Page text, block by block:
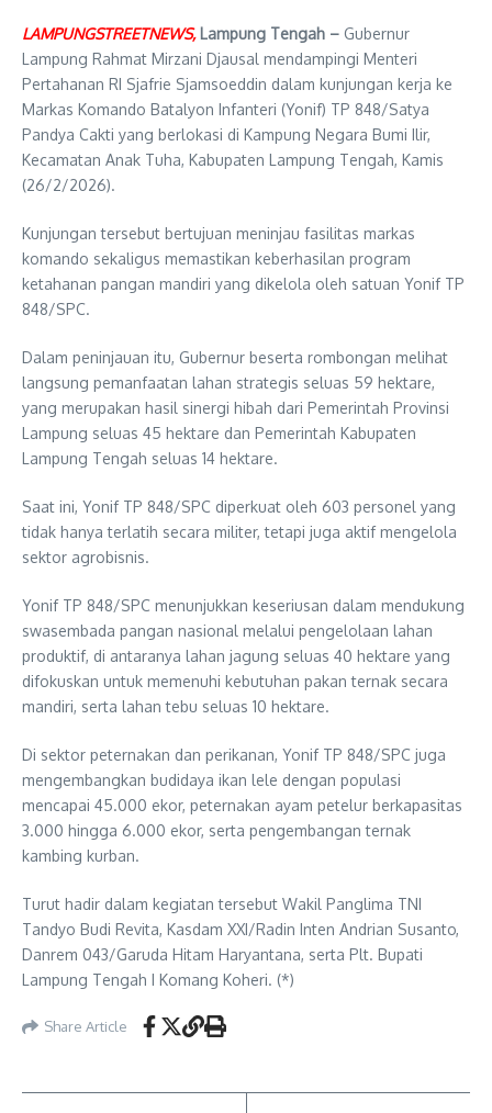
LAMPUNGSTREETNEWS, Lampung Tengah – Gubernur
Lampung Rahmat Mirzani Djausal mendampingi Menteri
Pertahanan RI Sjafrie Sjamsoeddin dalam kunjungan kerja ke
Markas Komando Batalyon Infanteri (Yonif) TP 848/Satya
Pandya Cakti yang berlokasi di Kampung Negara Bumi Ilir,
Kecamatan Anak Tuha, Kabupaten Lampung Tengah, Kamis
(26/2/2026).
Kunjungan tersebut bertujuan meninjau fasilitas markas
komando sekaligus memastikan keberhasilan program
ketahanan pangan mandiri yang dikelola oleh satuan Yonif TP
848/SPC.
Dalam peninjauan itu, Gubernur beserta rombongan melihat
langsung pemanfaatan lahan strategis seluas 59 hektare,
yang merupakan hasil sinergi hibah dari Pemerintah Provinsi
Lampung seluas 45 hektare dan Pemerintah Kabupaten
Lampung Tengah seluas 14 hektare.
Saat ini, Yonif TP 848/SPC diperkuat oleh 603 personel yang
tidak hanya terlatih secara militer, tetapi juga aktif mengelola
sektor agrobisnis.
Yonif TP 848/SPC menunjukkan keseriusan dalam mendukung
swasembada pangan nasional melalui pengelolaan lahan
produktif, di antaranya lahan jagung seluas 40 hektare yang
difokuskan untuk memenuhi kebutuhan pakan ternak secara
mandiri, serta lahan tebu seluas 10 hektare.
Di sektor peternakan dan perikanan, Yonif TP 848/SPC juga
mengembangkan budidaya ikan lele dengan populasi
mencapai 45.000 ekor, peternakan ayam petelur berkapasitas
3.000 hingga 6.000 ekor, serta pengembangan ternak
kambing kurban.
Turut hadir dalam kegiatan tersebut Wakil Panglima TNI
Tandyo Budi Revita, Kasdam XXI/Radin Inten Andrian Susanto,
Danrem 043/Garuda Hitam Haryantana, serta Plt. Bupati
Lampung Tengah I Komang Koheri. (*)
Share Article